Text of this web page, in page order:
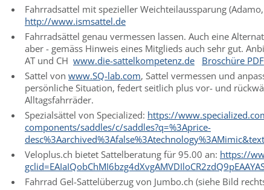
Fahrradsattel mit spezieller Weichteilaussparung
http://www.ismsattel.de
Fahrradsättel genau vermessen lassen. Auch eine
aber - gemäss Hinweis eines Mitglieds auch sehr gut.
AT und CH www.die-sattelkompetenz.de
Broschüre PDF
Sattel von www.SQ-lab.com, Sattel vermessen und
persönliche Situation, federt seitlich plus vor- und
Alltagsfahrräder.
Spezialsättel von Specialized: https://
components/saddles/c/saddles?q=%3Aprice-
Veloplus.ch bietet Sattelberatung für 95.00 an: https://
Fahrrad Gel-Sattelüberzug von Jumbo.ch (siehe Bild